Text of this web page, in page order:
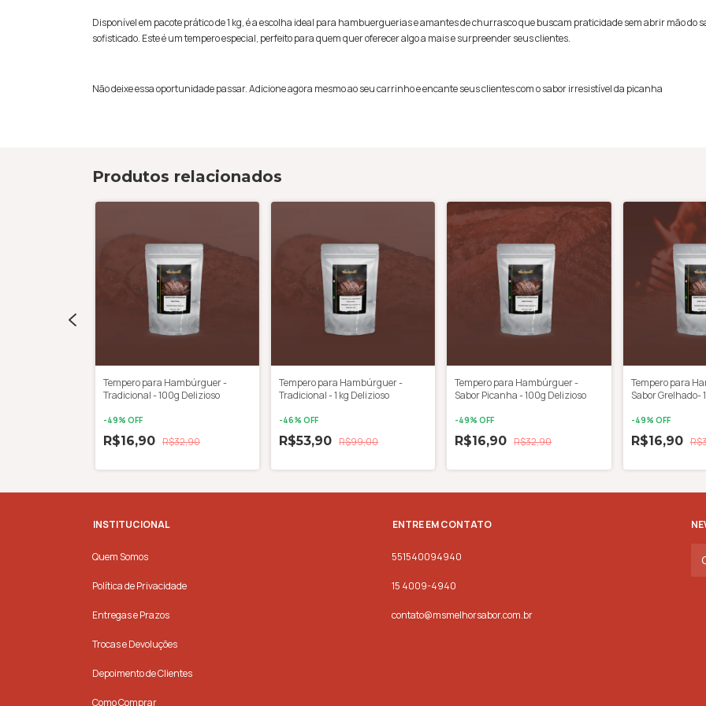
Disponível em pacote prático de 1 kg, é a escolha ideal para hambuerguerias e amantes de churrasco que buscam praticidade sem abrir mão do
sofisticado. Este é um tempero especial, perfeito para quem quer oferecer algo a mais e surpreender seus clientes.
Não deixe essa oportunidade passar. Adicione agora mesmo ao seu carrinho e encante seus clientes com o sabor irresistível da picanha
Produtos relacionados
Tempero para Hambúrguer -
Tradicional - 100g Delizioso
-49% OFF
R$16,90 R$32,90
Tempero para Hambúrguer -
Tradicional - 1 kg Delizioso
-46% OFF
R$53,90 R$99,00
Tempero para Hambúrguer -
Sabor Picanha - 100g Delizioso
-49% OFF
R$16,90 R$32,90
Tempero para
Sabor Grelhado-
-49% OFF
R$16,90
INSTITUCIONAL
Quem Somos
Política de Privacidade
Entregas e Prazos
Trocas e Devoluções
Depoimento de Clientes
Como Comprar
ENTRE EM CONTATO
551540094940
15 4009-4940
contato@msmelhorsabor.com.br